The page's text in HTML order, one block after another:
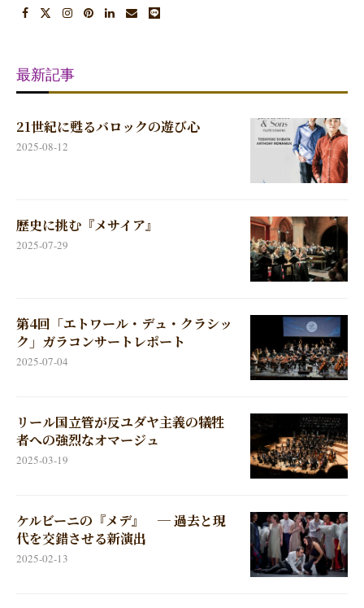
最新記事
21世紀に甦るバロックの遊び心
2025-08-12
歴史に挑む『メサイア』
2025-07-29
第4回「エトワール・デュ・クラシッ
ク」ガラコンサートレポート
2025-07-04
リール国立管が反ユダヤ主義の犠牲
者への強烈なオマージュ
2025-03-19
ケルビーニの『メデ』 ─ 過去と現
代を交錯させる新演出
2025-02-13